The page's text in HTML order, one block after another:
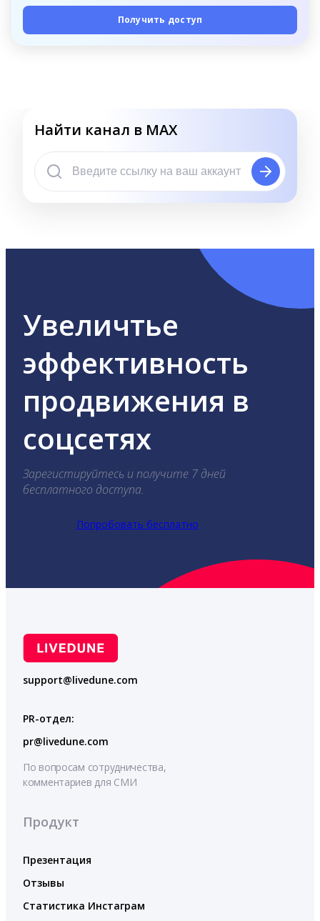
Получить доступ
Найти канал в MAX
Увеличтье
эффективность
продвижения в
соцсетях
Зарегистируйтесь и получите 7 дней
бесплатного доступа.
Попробовать бесплатно
support@livedune.com
PR-отдел:
pr@livedune.com
По вопросам сотрудничества,
комментариев для СМИ
Продукт
Презентация
Отзывы
Статистика Инстаграм